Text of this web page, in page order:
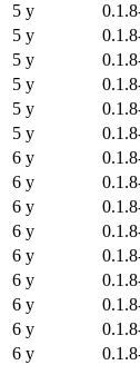
5 y
5 y
5 y
5 y
5 y
5 y
6 y
6 y
6 y
6 y
6 y
6 y
6 y
6 y
6 y